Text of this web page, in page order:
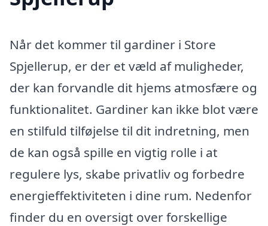
Når det kommer til gardiner i Store
Spjellerup, er der et væld af muligheder,
der kan forvandle dit hjems atmosfære og
funktionalitet. Gardiner kan ikke blot være
en stilfuld tilføjelse til dit indretning, men
de kan også spille en vigtig rolle i at
regulere lys, skabe privatliv og forbedre
energieffektiviteten i dine rum. Nedenfor
finder du en oversigt over forskellige